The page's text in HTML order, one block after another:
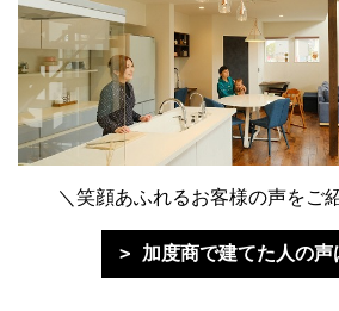
＼笑顔あふれるお客様の声をご
加度商で建てた人の声